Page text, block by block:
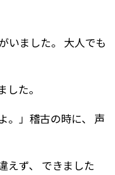
いました。
大人でも
た。
。」稽古の時に、
声
ず、
できました